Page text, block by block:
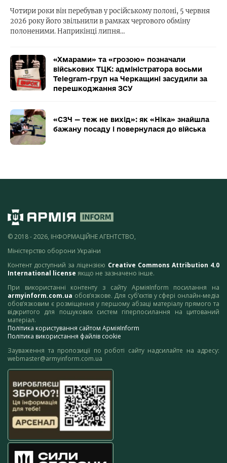
Чотири роки він перебував у російському полоні, 5 червня
2026 року його звільнили в рамках чергового обміну
полоненими. Наприкінці липня…
«Хмарами» та «грозою» позначали
військових ТЦК: адміністратора восьми
Telegram-груп на Черкащині засудили за
перешкоджання ЗСУ
«СЗЧ — теж не вихід»: як «Ніка» знайшла
бажану посаду і повернулася до війська
© 2018 - 2026, ІНФОРМАЦІЙНЕ АГЕНТСТВО,
Міністерство оборони України
Контент доступний за ліцензією Creative Commons Attribution 4.0
International license якщо не зазначено інше.
При використанні контенту з сайту АрміяInform посилання на
armyinform.com.ua обов’язкове. Для суб’єктів у сфері онлайн-медіа
обов’язковим є розміщення у першому абзаці матеріалу прямого та
відкритого для пошукових систем гіперпосилання на цитований
матеріал.
Політика користування сайтом АрміяInform
Політика використання файлів cookie
Зауваження та пропозиції по роботі сайту надсилайте на адресу:
webmaster@armyinform.com.ua